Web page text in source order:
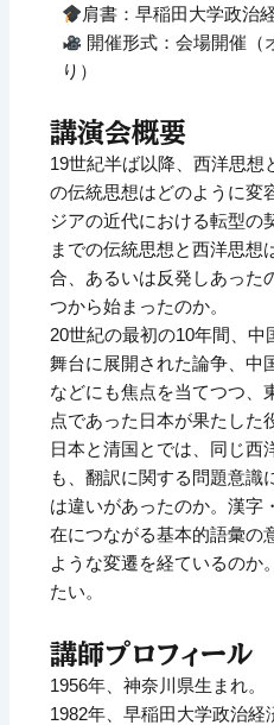
肩書：早稲田大学政治
開催形式：会場開催（
り）
講演会概要
19世紀半ば以降、西洋思想
の伝統思想はどのように変
ジアの近代における転型の
までの伝統思想と西洋思想
合、あるいは反発しあった
つから始まったのか。
20世紀の最初の10年間、
舞台に展開された論争、中
などにも焦点を当てつつ、
点であった日本が果たした
日本と清国とでは、同じ西
も、翻訳に関する問題意識
は違いがあったのか。漢字
在につながる基本的語彙の
ような変遷を経ているのか
たい。
講師プロフィール
1956年、神奈川県生まれ。
1982年、早稲田大学政治